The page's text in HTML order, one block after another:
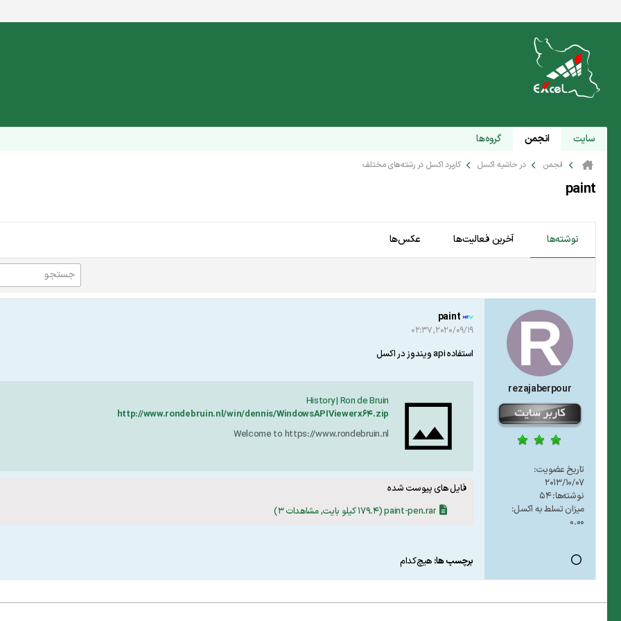
سایت انجمن گروه‌ها
انجمن در حاشیه اکسل کاربرد اکسل در رشته‌های مختلف
paint
نوشته‌ها آخرین فعالیت‌ها عکس‌ها
rezajaberpour
تاریخ عضویت:
2013/10/07
نوشته‌ها:54
میزان تسلط به اکسل:
0.00
2020/09/19, 02:37
استفاده api ویندوز در اکسل
History | Ron de Bruin
http://www.rondebruin.nl/win/dennis/WindowsAPIViewerx64.zip
Welcome to https://www.rondebruin.nl
فایل های پیوست شده
paint-pen.rar(179.4 کیلو بایت, مشاهدات 3)
برچسب ها: هیچ‌کدام